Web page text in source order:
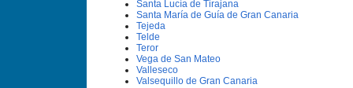
Santa Lucí­a de Tirajana
Santa Marí­a de Guí­a de Gran Canaria
Tejeda
Telde
Teror
Vega de San Mateo
Valleseco
Valsequillo de Gran Canaria